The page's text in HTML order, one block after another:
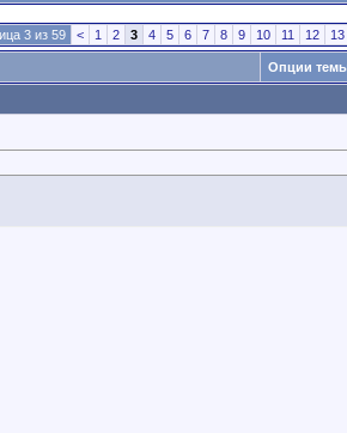
3 из 59 < 1 2 3 4 5 6 7 8 9 10 11 12 13
Опции